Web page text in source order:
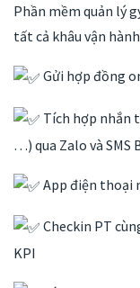
Phần mềm quản lý
tất cả khâu vận
Gửi hợp đồng
Tích hợp nhắn
…) qua Zalo và SMS
App điện thoại
Checkin PT
KPI